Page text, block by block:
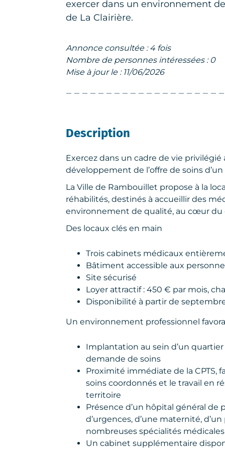
exercer dans un environnement
de La Clairière.
Annonce consultée : 4 fois
Nombre de personnes intéressées : 0
Mise à jour le : 11/06/2026
Description
Exercez dans un cadre de vie
développement de l’offre de soins
La Ville de Rambouillet propose à la
réhabilités, destinés à accueillir des
environnement de qualité, au cœur du
Des locaux clés en main
Trois cabinets médicaux
Bâtiment accessible aux
Site sécurisé
Loyer attractif : 450 € par mois,
Disponibilité à partir de
Un environnement professionnel
Implantation au sein d’un
demande de soins
Proximité immédiate de la CPTS,
soins coordonnés et le travail en
territoire
Présence d’un hôpital général de
d’urgences, d’une maternité,
nombreuses spécialités
Un cabinet supplémentaire